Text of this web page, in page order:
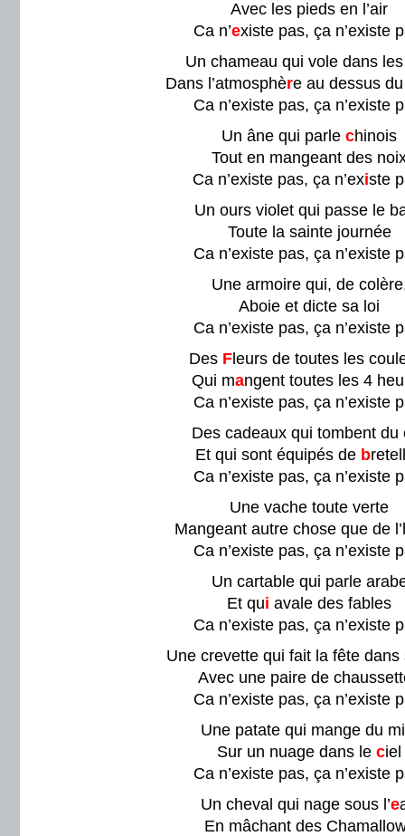
Avec les pieds en l’air
Ca n’existe pas, ça n’existe
Un chameau qui vole dans
Dans l’atmosphère au dessus
Ca n’existe pas, ça n’existe
Un âne qui parle chinois
Tout en mangeant des
Ca n’existe pas, ça n’existe
Un ours violet qui passe le
Toute la sainte journée
Ca n’existe pas, ça n’existe
Une armoire qui, de
Aboie et dicte sa loi
Ca n’existe pas, ça n’existe
Des Fleurs de toutes les
Qui mangent toutes les 4
Ca n’existe pas, ça n’existe
Des cadeaux qui tombent du
Et qui sont équipés de b
Ca n’existe pas, ça n’existe
Une vache toute verte
Mangeant autre chose que de
Ca n’existe pas, ça n’existe
Un cartable qui parle
Et qui avale des fables
Ca n’existe pas, ça n’existe
Une crevette qui fait la fête dans
Avec une paire de
Ca n’existe pas, ça n’existe
Une patate qui mange du
Sur un nuage dans le ciel
Ca n’existe pas, ça n’existe
Un cheval qui nage sous l’e
En mâchant des